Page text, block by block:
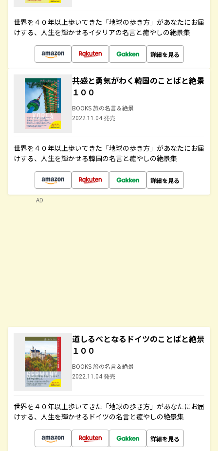
世界を４０年以上歩いてきた「地球の歩き方」があなたにお届
けする、人生を輝かせるイタリアの名言と癒やしの絶景集
詳細を見る
共感と勇気がわく韓国のことばと絶景
１００
BOOKS 旅の名言＆絶景
2022.11.04 発売
世界を４０年以上歩いてきた「地球の歩き方」があなたにお届
けする、人生を輝かせる韓国の名言と癒やしの絶景集
詳細を見る
道しるべとなるドイツのことばと絶景
１００
BOOKS 旅の名言＆絶景
2022.11.04 発売
世界を４０年以上歩いてきた「地球の歩き方」があなたにお届
けする、人生を輝かせるドイツの名言と癒やしの絶景集
詳細を見る
AD